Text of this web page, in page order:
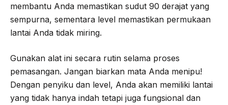
membantu Anda memastikan sudut 90 derajat yang
sempurna, sementara level memastikan permukaan
lantai Anda tidak miring.
Gunakan alat ini secara rutin selama proses
pemasangan. Jangan biarkan mata Anda menipu!
Dengan penyiku dan level, Anda akan memiliki lantai
yang tidak hanya indah tetapi juga fungsional dan